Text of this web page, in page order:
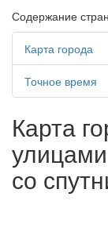
Содержание
Карта города
Точное время
Карта
со